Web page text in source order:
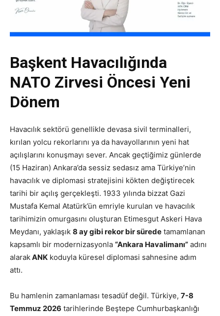
Başkent Havacılığında
NATO Zirvesi Öncesi Yeni
Dönem
Havacılık sektörü genellikle devasa sivil terminalleri,
kırılan yolcu rekorlarını ya da havayollarının yeni hat
açılışlarını konuşmayı sever. Ancak geçtiğimiz günlerde
(15 Haziran) Ankara’da sessiz sedasız ama Türkiye’nin
havacılık ve diplomasi stratejisini kökten değiştirecek
tarihi bir açılış gerçekleşti. 1933 yılında bizzat Gazi
Mustafa Kemal Atatürk’ün emriyle kurulan ve havacılık
tarihimizin omurgasını oluşturan Etimesgut Askeri Hava
Meydanı, yaklaşık 8 ay gibi rekor bir sürede tamamlanan
kapsamlı bir modernizasyonla “Ankara Havalimanı” adını
alarakANK koduyla küresel diplomasi sahnesine adım
attı.
Bu hamlenin zamanlaması tesadüf değil. Türkiye, 7-8
Temmuz 2026 tarihlerinde Beştepe Cumhurbaşkanlığı